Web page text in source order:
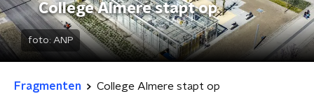
College Almere stapt op
foto: ANP
Fragmenten College Almere stapt op